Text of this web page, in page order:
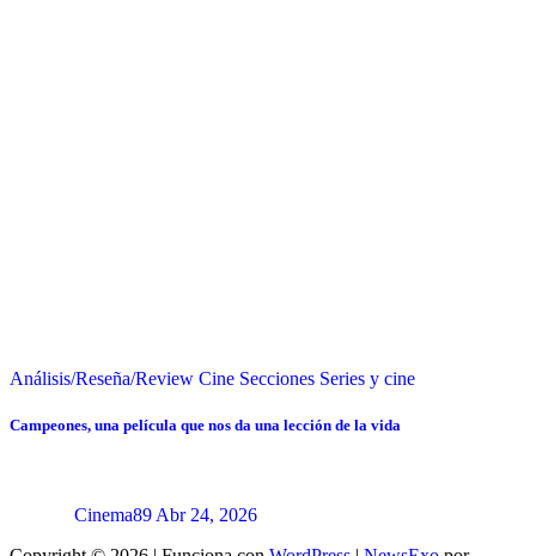
Análisis/Reseña/Review Cine Secciones Series y cine
Campeones, una película que nos da una lección de la vida
Cinema89 Abr 24, 2026